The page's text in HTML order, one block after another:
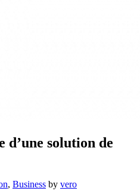
d’une solution de
, Business by vero